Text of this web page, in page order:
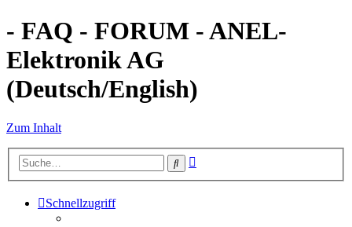
- FAQ - FORUM - ANEL-
Elektronik AG
(Deutsch/English)
Zum Inhalt
Suche
Schnellzugriff